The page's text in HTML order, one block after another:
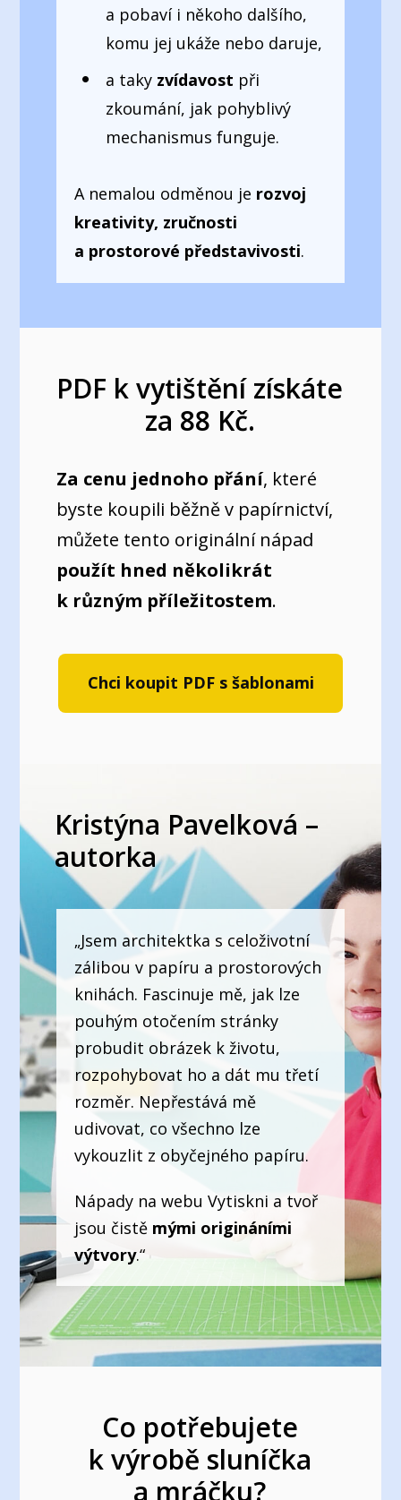
a pobaví i někoho dalšího,
komu jej ukáže nebo daruje,
a taky zvídavost při
zkoumání, jak pohyblivý
mechanismus funguje.
A nemalou odměnou je rozvoj
kreativity, zručnosti
a prostorové představivosti.
PDF k vytištění získáte
za 88 Kč.
Za cenu jednoho přání, které
byste koupili běžně v papírnictví,
můžete tento originální nápad
použít hned několikrát
k různým příležitostem.
Chci koupit PDF s šablonami
Kristýna Pavelková –
autorka
„Jsem architektka s celoživotní
zálibou v papíru a prostorových
knihách. Fascinuje mě, jak lze
pouhým otočením stránky
probudit obrázek k životu,
rozpohybovat ho a dát mu třetí
rozměr. Nepřestává mě
udivovat, co všechno lze
vykouzlit z obyčejného papíru.
Nápady na webu Vytiskni a tvoř
jsou čistě mými origináními
výtvory.“
Co potřebujete
k výrobě sluníčka
a mráčku?